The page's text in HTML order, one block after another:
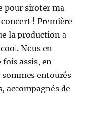
pour siroter ma
! Première
la production a
Nous en
assis, en
sommes entourés
accompagnés de